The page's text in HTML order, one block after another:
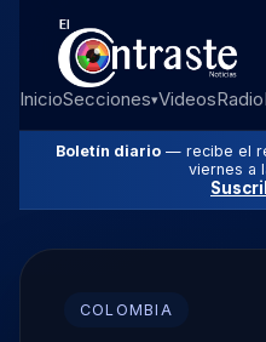
InicioSecciones▾VideosRadio
Boletín diario — recibe el
viernes a
COLOMBIA